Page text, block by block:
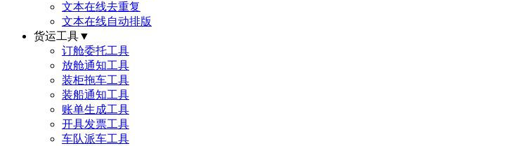
文本在线去重复
文本在线自动排版
货运工具▼
订舱委托工具
放舱通知工具
装柜拖车工具
装船通知工具
账单生成工具
开具发票工具
车队派车工具